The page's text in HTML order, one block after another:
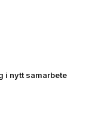
i nytt samarbete